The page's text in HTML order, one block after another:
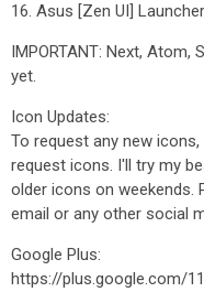
16. Asus [Zen UI] Launcher
IMPORTANT: Next,
yet.
Icon Updates:
To request any new
request icons. I'll try my
older icons on
email or any other social
Google Plus:
https://plus.google.com/